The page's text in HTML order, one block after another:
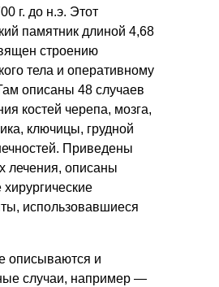
г. до н.э. Этот
памятник длиной 4,68
строению
тела и оперативному
описаны 48 случаев
костей черепа, мозга,
ключицы, грудной
Приведены
лечения, описаны
использовавшиеся
описываются и
случаи, например —